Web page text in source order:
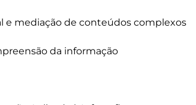
e mediação de conteúdos complexos
da informação